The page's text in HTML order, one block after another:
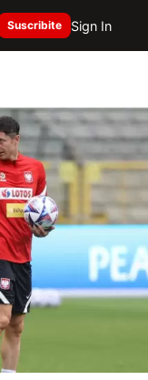
Suscribite Sign In